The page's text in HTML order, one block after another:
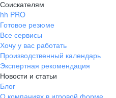
Соискателям
hh PRO
Готовое резюме
Все сервисы
Хочу у вас работать
Производственный календарь
Экспертная рекомендация
Новости и статьи
Блог